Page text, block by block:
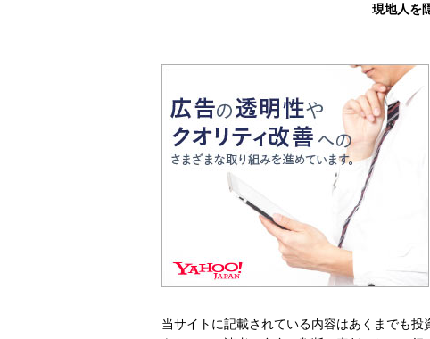
現地人を
当サイトに記載されている内容はあくまでも